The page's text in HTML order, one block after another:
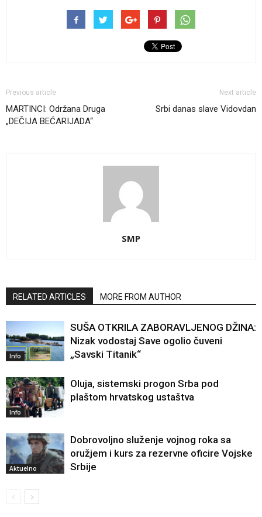
Previous article
MARTINCI: Održana Druga
„DEČIJA BEĆARIJADA“
Next article
Srbi danas slave Vidovdan
SMP
RELATED ARTICLES MORE FROM AUTHOR
Info
SUŠA OTKRILA ZABORAVLJENOG DŽINA:
Nizak vodostaj Save ogolio čuveni
„Savski Titanik“
Info
Oluja, sistemski progon Srba pod
plaštom hrvatskog ustaštva
Aktuelno
Dobrovoljno služenje vojnog roka sa
oružjem i kurs za rezervne oficire Vojske
Srbije